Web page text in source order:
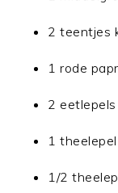
2 teentjes
1 rode
2
1
1/2